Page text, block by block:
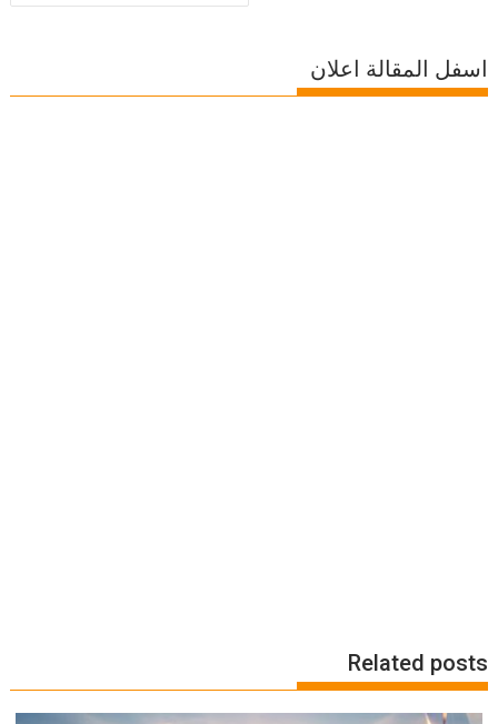
اسفل المقالة اعلان
Related posts